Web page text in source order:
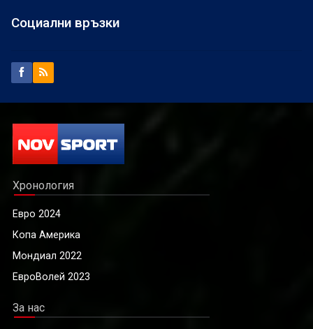
Социални връзки
Хронология
Евро 2024
Копа Америка
Мондиал 2022
ЕвроВолей 2023
За нас